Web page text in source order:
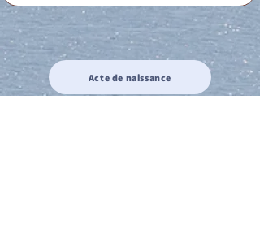
Acte de naissance